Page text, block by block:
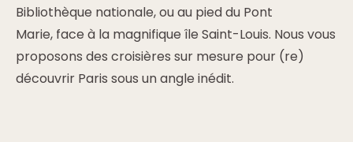
Bibliothèque nationale, ou au pied du Pont
Marie, face à la magnifique île Saint-Louis. Nous vous
proposons des croisières sur mesure pour (re)
découvrir Paris sous un angle inédit.